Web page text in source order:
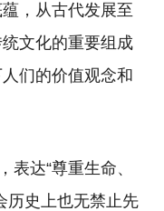
，从古代发展至
文化的重要组成
们的价值观念和
表达“尊重生命、
历史上也无禁止先